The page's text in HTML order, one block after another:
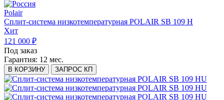
Polair
Сплит-система низкотемпературная POLAIR SB 109 H
Хит
121 000 ₽
Под заказ
Гарантия: 12 мес.
В КОРЗИНУ ЗАПРОС КП